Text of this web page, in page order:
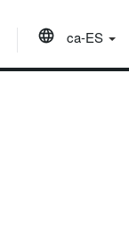
ca-ES